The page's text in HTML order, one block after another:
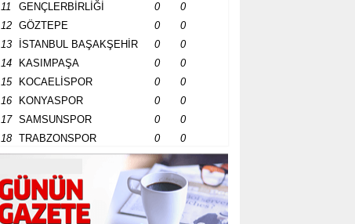
11 GENÇLERBİRLİĞİ 0
0
12
GÖZTEPE 0
0
13
İSTANBUL BAŞAKŞEHİR 0
0
14
KASIMPAŞA 0
0
15
KOCAELİSPOR 0
0
16
KONYASPOR 0
0
17
SAMSUNSPOR 0
0
18
TRABZONSPOR 0 0